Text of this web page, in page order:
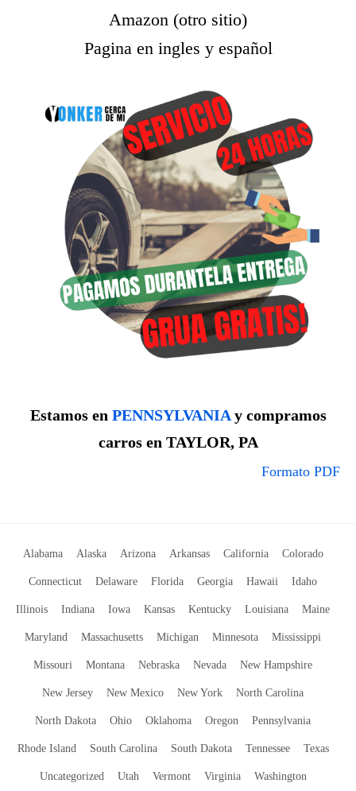
Amazon (otro sitio)
Pagina en ingles y español
Estamos en PENNSYLVANIAy compramos
carros en TAYLOR, PA
Formato PDF
Alabama Alaska Arizona Arkansas California Colorado
Connecticut Delaware Florida Georgia Hawaii Idaho
Illinois Indiana Iowa Kansas Kentucky Louisiana Maine
Maryland Massachusetts Michigan Minnesota Mississippi
Missouri Montana Nebraska Nevada New Hampshire
New Jersey New Mexico New York North Carolina
North Dakota Ohio Oklahoma Oregon Pennsylvania
Rhode Island South Carolina South Dakota Tennessee Texas
Uncategorized Utah Vermont Virginia Washington